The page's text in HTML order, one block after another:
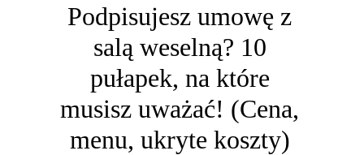
Podpisujesz umowę z
salą weselną? 10
pułapek, na które
musisz uważać! (Cena,
menu, ukryte koszty)
PHOTO WORKS
VIDEO WORKS